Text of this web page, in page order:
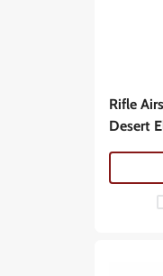
Rifle
Desert